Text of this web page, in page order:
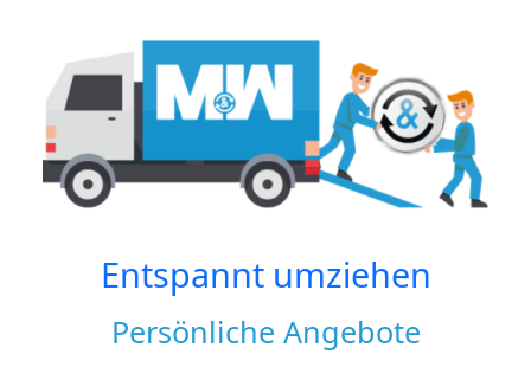
Entspannt umziehen
Persönliche Angebote